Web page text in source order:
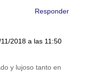
Responder
2018 a las 11:50
y lujoso tanto en